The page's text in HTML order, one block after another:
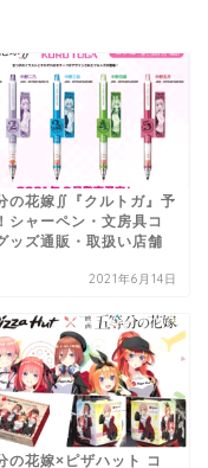
の花嫁∬『クルトガ』予
シャーペン・文房具コ
ッズ通販・取扱い店舗
2021年6月14日
の花嫁×ピザハット コ